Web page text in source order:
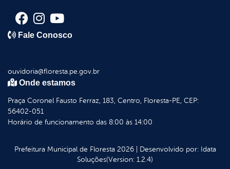
Fale Conosco
ouvidoria@floresta.pe.gov.br
Onde estamos
Praça Coronel Fausto Ferraz, 183, Centro, Floresta-PE, CEP:
56402-051
Horário de funcionamento das 8:00 às 14:00
Prefeitura Municipal de Floresta2026| Desenvolvido por: Idata
Soluções(Version: 1.2.4)